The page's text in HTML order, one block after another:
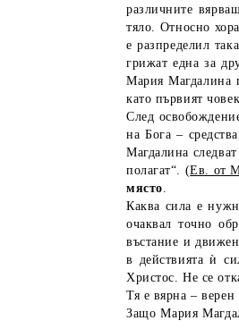
различните
тяло. Относно
е разпределил
грижат една за
Мария Магдалина
като първият
След
на Бога –
Магдалина
полагат“. (Ев. от
място
Каква сила е
очаквал точно
въстание и
в действията ѝ
Христос. Не се
Тя е вярна –
Защо Мария